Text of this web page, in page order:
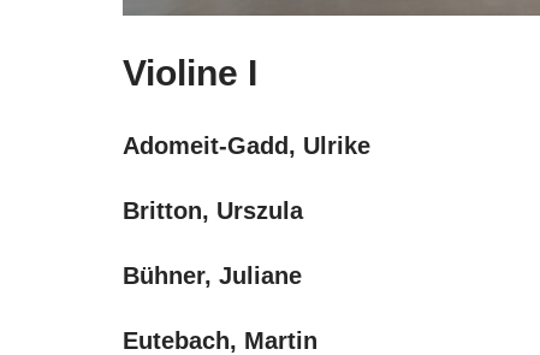
Violine I
Adomeit-Gadd, Ulrike
Britton, Urszula
Bühner, Juliane
Eutebach, Martin